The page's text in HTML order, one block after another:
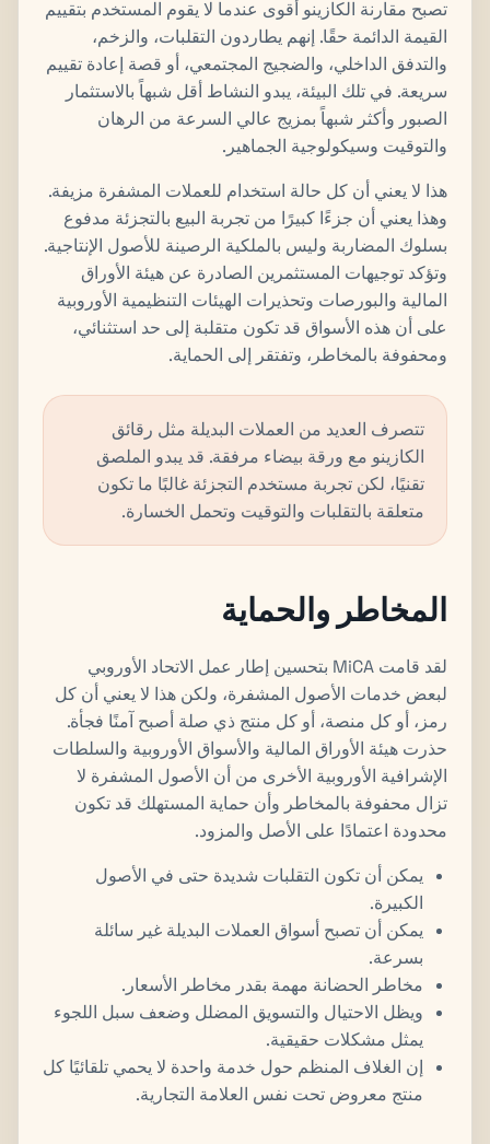
تصبح مقارنة الكازينو أقوى عندما لا يقوم المستخدم بتقييم
القيمة الدائمة حقًا. إنهم يطاردون التقلبات، والزخم،
والتدفق الداخلي، والضجيج المجتمعي، أو قصة إعادة تقييم
سريعة. في تلك البيئة، يبدو النشاط أقل شبهاً بالاستثمار
الصبور وأكثر شبهاً بمزيج عالي السرعة من الرهان
والتوقيت وسيكولوجية الجماهير.
هذا لا يعني أن كل حالة استخدام للعملات المشفرة مزيفة.
وهذا يعني أن جزءًا كبيرًا من تجربة البيع بالتجزئة مدفوع
بسلوك المضاربة وليس بالملكية الرصينة للأصول الإنتاجية.
وتؤكد توجيهات المستثمرين الصادرة عن هيئة الأوراق
المالية والبورصات وتحذيرات الهيئات التنظيمية الأوروبية
على أن هذه الأسواق قد تكون متقلبة إلى حد استثنائي،
ومحفوفة بالمخاطر، وتفتقر إلى الحماية.
تتصرف العديد من العملات البديلة مثل رقائق
الكازينو مع ورقة بيضاء مرفقة. قد يبدو الملصق
تقنيًا، لكن تجربة مستخدم التجزئة غالبًا ما تكون
متعلقة بالتقلبات والتوقيت وتحمل الخسارة.
المخاطر والحماية
لقد قامت MiCA بتحسين إطار عمل الاتحاد الأوروبي
لبعض خدمات الأصول المشفرة، ولكن هذا لا يعني أن كل
رمز، أو كل منصة، أو كل منتج ذي صلة أصبح آمنًا فجأة.
حذرت هيئة الأوراق المالية والأسواق الأوروبية والسلطات
الإشرافية الأوروبية الأخرى من أن الأصول المشفرة لا
تزال محفوفة بالمخاطر وأن حماية المستهلك قد تكون
محدودة اعتمادًا على الأصل والمزود.
يمكن أن تكون التقلبات شديدة حتى في الأصول
الكبيرة.
يمكن أن تصبح أسواق العملات البديلة غير سائلة
بسرعة.
مخاطر الحضانة مهمة بقدر مخاطر الأسعار.
ويظل الاحتيال والتسويق المضلل وضعف سبل اللجوء
يمثل مشكلات حقيقية.
إن الغلاف المنظم حول خدمة واحدة لا يحمي تلقائيًا كل
منتج معروض تحت نفس العلامة التجارية.